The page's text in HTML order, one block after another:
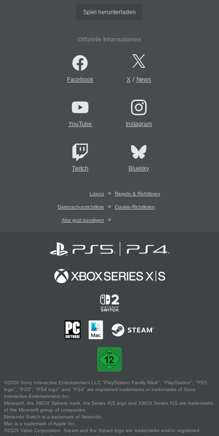
Spiel herunterladen
Offizielle Informationen
Facebook X/ News
YouTube Instagram
Twitch Bluesky
Lizenz Regeln & Richtlinien
Datenschutzrichtlinie Cookie-Richtlinien
Abo jetzt kündigen
©2026 Sony Interactive Entertainment LLC."PlayStation Family Mark", "PlayStation", "PS5
logo", "PS5", "PS4 logo" and "PS4" are registered trademarks or trademarks of Sony
Interactive Entertainment Inc.
Microsoft, the XBOX Sphere mark, the Series X|S logo and XBOX Series X|S are trademarks
of the Microsoft group of companies.
Nintendo Switch is a trademark of Nintendo.
Mac is a trademark of Apple Inc.
©2026 Valve Corporation. Steam and the Steam logo are trademarks and/or registered